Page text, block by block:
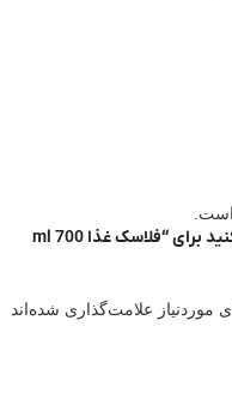
اولین نفری باشید که دیدگاهی را ارسال می کنید برای “فلاسک غذا 700 ml
موردنیاز علامت‌گذاری شده‌اند